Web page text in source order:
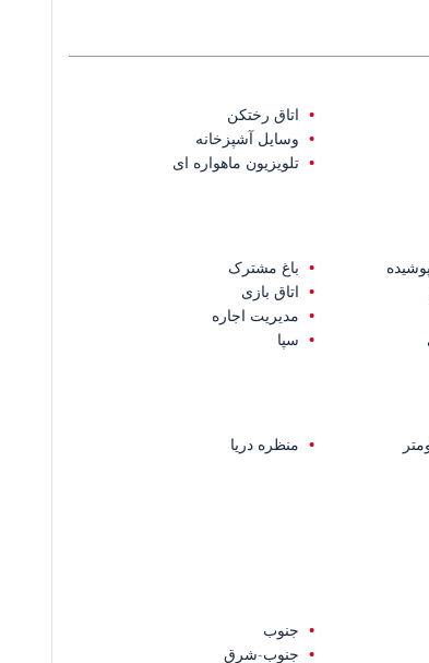
طراحی شده است، سبک زندگی معتبری را ارائه می
اتاق رختکن
وسایل آشپزخانه
تلویزیون ماهواره ای
باغ مشترک
اتاق بازی
مدیریت اجاره
سپا
منظره دریا
جنوب
جنوب-شرق